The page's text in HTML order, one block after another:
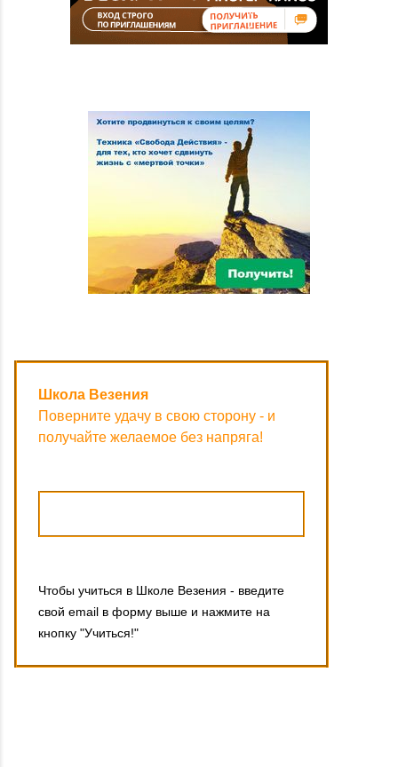
Школа Везения
Поверните удачу в свою сторону - и
получайте желаемое без напряга!
Чтобы учиться в Школе Везения - введите
свой email в форму выше и нажмите на
кнопку "Учиться!"